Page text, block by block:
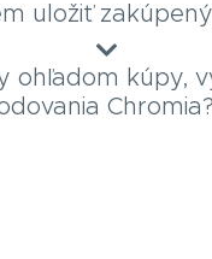
uložiť
ohľadom kúpy,
Chromia?